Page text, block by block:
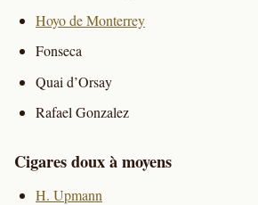
Hoyo de Monterrey
Fonseca
Quai d’Orsay
Rafael Gonzalez
Cigares doux à moyens
H. Upmann